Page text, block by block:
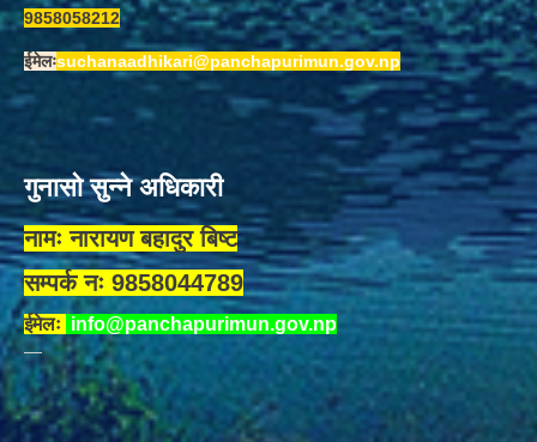
9858058212
ईमेलःsuchanaadhikari@panchapurimun.gov.np
गुनासो सुन्ने अधिकारी
नामः नारायण बहादुर बिष्ट
सम्पर्क नः 9858044789
ईमेलः info@panchapurimun.gov.np